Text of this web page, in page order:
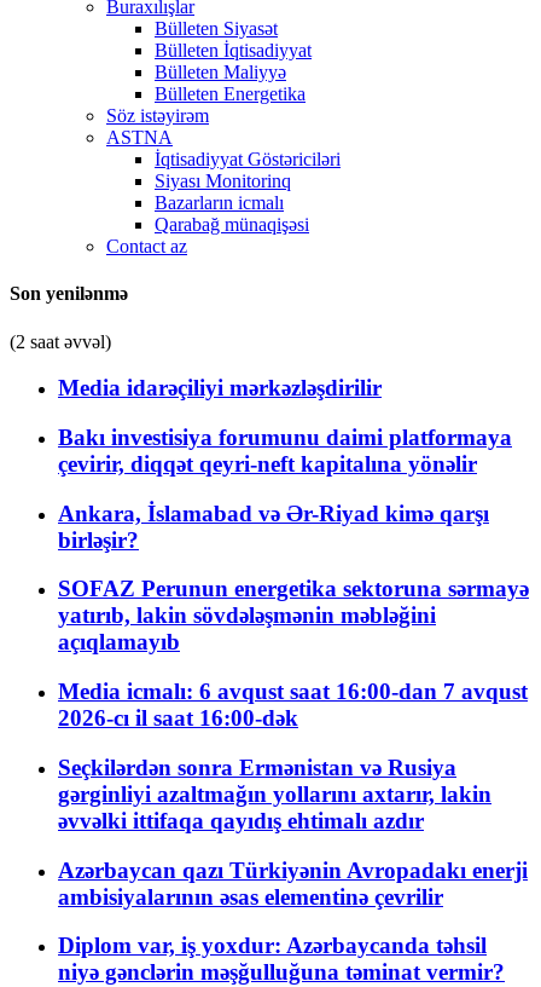
Buraxılışlar
Bülleten Siyasət
Bülleten İqtisadiyyat
Bülleten Maliyyə
Bülleten Energetika
Söz istəyirəm
ASTNA
İqtisadiyyat Göstəriciləri
Siyası Monitorinq
Bazarların icmalı
Qarabağ münaqişəsi
Contact az
Son yenilənmə
(2 saat əvvəl)
Media idarəçiliyi mərkəzləşdirilir
Bakı investisiya forumunu daimi platformaya
çevirir, diqqət qeyri-neft kapitalına yönəlir
Ankara, İslamabad və Ər-Riyad kimə qarşı
birləşir?
SOFAZ Perunun energetika sektoruna sərmayə
yatırıb, lakin sövdələşmənin məbləğini
açıqlamayıb
Media icmalı: 6 avqust saat 16:00-dan 7 avqust
2026-cı il saat 16:00-dək
Seçkilərdən sonra Ermənistan və Rusiya
gərginliyi azaltmağın yollarını axtarır, lakin
əvvəlki ittifaqa qayıdış ehtimalı azdır
Azərbaycan qazı Türkiyənin Avropadakı enerji
ambisiyalarının əsas elementinə çevrilir
Diplom var, iş yoxdur: Azərbaycanda təhsil
niyə gənclərin məşğulluğuna təminat vermir?